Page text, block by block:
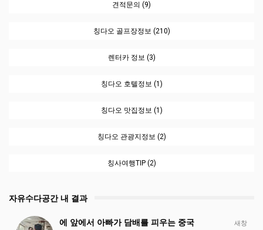
견적문의 (9)
칭다오 골프장정보 (210)
렌터카 정보 (3)
칭다오 호텔정보 (1)
칭다오 맛집정보 (1)
칭다오 관광지정보 (2)
칭사여행TIP (2)
자유수다공간 내 결과
새창
에 앞에서 아빠가 담배를 피우는 중국